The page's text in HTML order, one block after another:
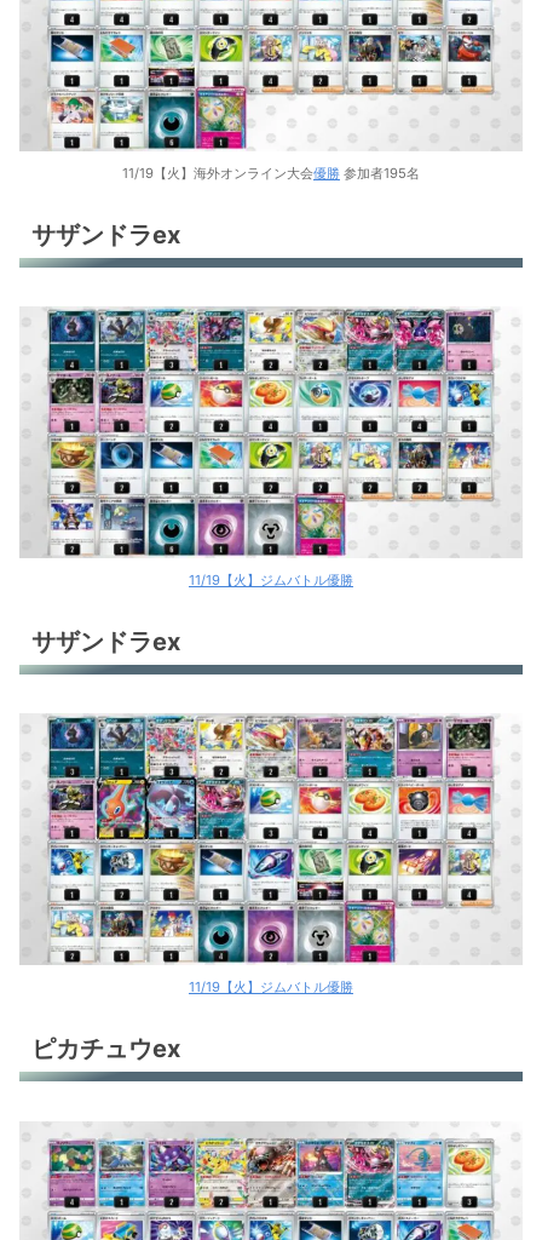
11/19【火】海外オンライン大会優勝 参加者195名
サザンドラex
11/19【火】ジムバトル優勝
サザンドラex
11/19【火】ジムバトル優勝
ピカチュウex